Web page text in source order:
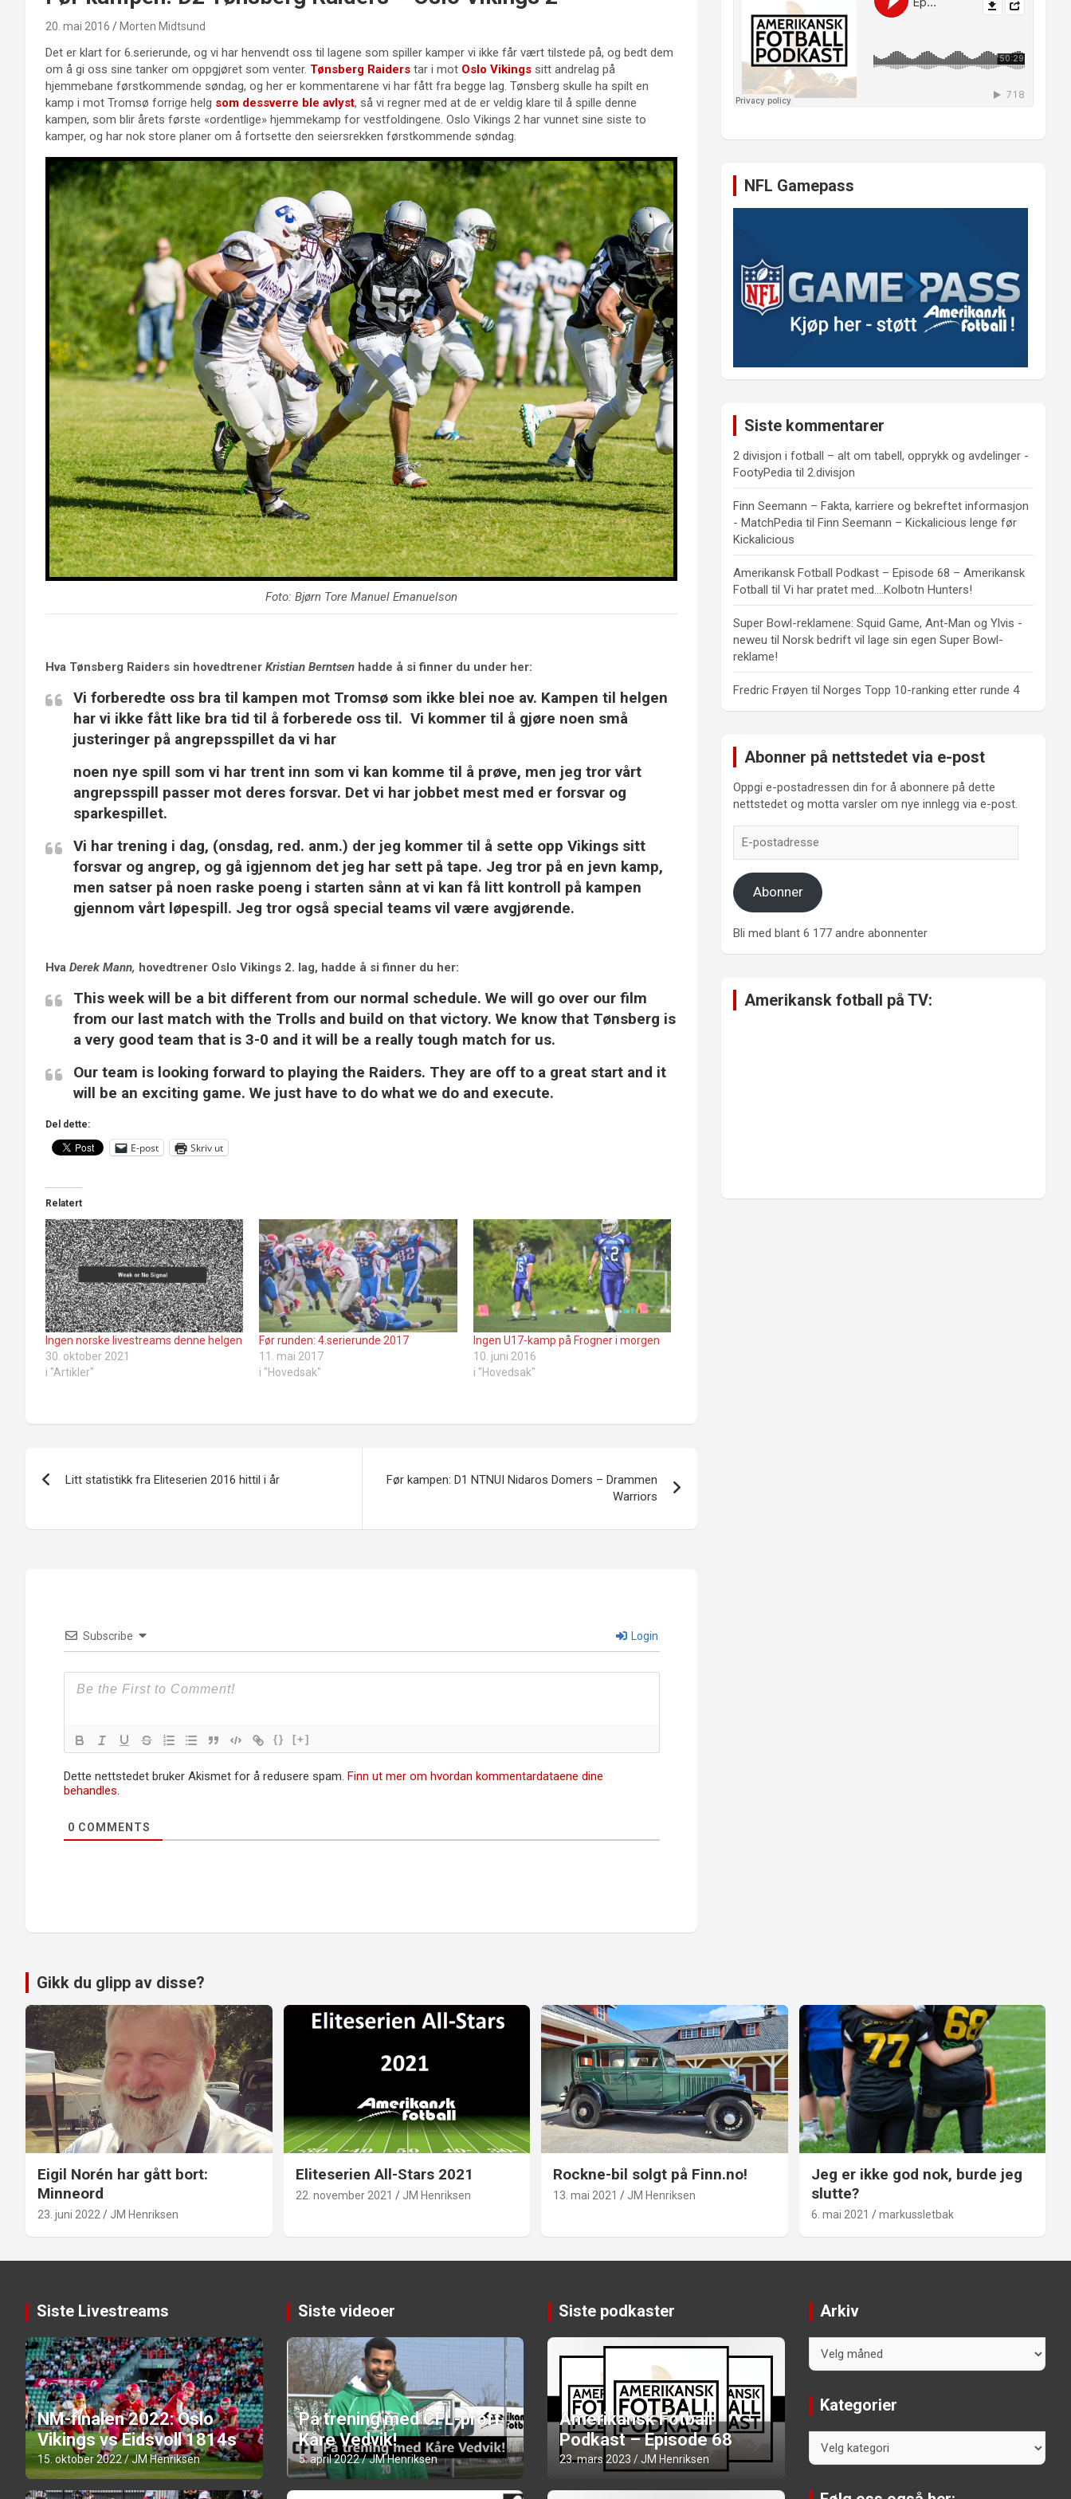
20. mai 2016 Morten Midtsund
Det er klart for 6.serierunde, og vi har henvendt oss til lagene som spiller kamper vi ikke får vært tilstede på, og bedt dem
om å gi oss sine tanker om oppgjøret som venter. Tønsberg Raiders tar i mot Oslo Vikings sitt andrelag på
hjemmebane førstkommende søndag, og her er kommentarene vi har fått fra begge lag. Tønsberg skulle ha spilt en
kamp i mot Tromsø forrige helg som dessverre ble avlyst, så vi regner med at de er veldig klare til å spille denne
kampen, som blir årets første «ordentlige» hjemmekamp for vestfoldingene. Oslo Vikings 2 har vunnet sine siste to
kamper, og har nok store planer om å fortsette den seiersrekken førstkommende søndag.
Foto: Bjørn Tore Manuel Emanuelson
Hva Tønsberg Raiders sin hovedtrener Kristian Berntsen hadde å si finner du under her:
Vi forberedte oss bra til kampen mot Tromsø som ikke blei noe av. Kampen til helgen
har vi ikke fått like bra tid til å forberede oss til. Vi kommer til å gjøre noen små
justeringer på angrepsspillet da vi har
noen nye spill som vi har trent inn som vi kan komme til å prøve, men jeg tror vårt
angrepsspill passer mot deres forsvar. Det vi har jobbet mest med er forsvar og
sparkespillet.
Vi har trening i dag, (onsdag, red. anm.) der jeg kommer til å sette opp Vikings sitt
forsvar og angrep, og gå igjennom det jeg har sett på tape. Jeg tror på en jevn kamp,
men satser på noen raske poeng i starten sånn at vi kan få litt kontroll på kampen
gjennom vårt løpespill. Jeg tror også special teams vil være avgjørende.
Hva Derek Mann, hovedtrener Oslo Vikings 2. lag, hadde å si finner du her:
This week will be a bit different from our normal schedule. We will go over our film
from our last match with the Trolls and build on that victory. We know that Tønsberg is
a very good team that is 3-0 and it will be a really tough match for us.
Our team is looking forward to playing the Raiders. They are off to a great start and it
will be an exciting game. We just have to do what we do and execute.
Del dette:
E-post Skriv ut
Relatert
Ingen norske livestreams denne helgen
30. oktober 2021
i "Artikler"
Før runden: 4.serierunde 2017
11. mai 2017
i "Hovedsak"
Ingen U17-kamp på Frogner i morgen
10. juni 2016
i "Hovedsak"
Litt statistikk fra Eliteserien 2016 hittil i år
Før kampen: D1 NTNUI Nidaros Domers – Drammen
Warriors
Subscribe Login
{} [+]
Dette nettstedet bruker Akismet for å redusere spam. Finn ut mer om hvordan kommentardataene dine
behandles.
0 COMMENTS
NFL Gamepass
Siste kommentarer
2 divisjon i fotball – alt om tabell, opprykk og avdelinger -
FootyPedia til2.divisjon
Finn Seemann – Fakta, karriere og bekreftet informasjon
- MatchPedia tilFinn Seemann – Kickalicious lenge før
Kickalicious
Amerikansk Fotball Podkast – Episode 68 – Amerikansk
Fotball tilVi har pratet med….Kolbotn Hunters!
Super Bowl-reklamene: Squid Game, Ant-Man og Ylvis -
neweu tilNorsk bedrift vil lage sin egen Super Bowl-
reklame!
Fredric Frøyen tilNorges Topp 10-ranking etter runde 4
Abonner på nettstedet via e-post
Oppgi e-postadressen din for å abonnere på dette
nettstedet og motta varsler om nye innlegg via e-post.
postadresse
Abonner
Bli med blant 6 177 andre abonnenter
Amerikansk fotball på TV:
Gikk du glipp av disse?
Eigil Norén har gått bort:
Minneord
23. juni 2022 JM Henriksen
Eliteserien All-Stars 2021
22. november 2021 JM Henriksen
Rockne-bil solgt på Finn.no!
13. mai 2021 JM Henriksen
Jeg er ikke god nok, burde jeg
slutte?
6. mai 2021 markussletbak
Siste Livestreams
NM-finalen 2022: Oslo
Vikings vs Eidsvoll 1814s
15. oktober 2022 JM Henriksen
Siste videoer
På trening med CFL-proff
Kåre Vedvik!
5. april 2022 JM Henriksen
Siste podkaster
Amerikansk Fotball
Podkast – Episode 68
23. mars 2023 JM Henriksen
Arkiv
Kategorier